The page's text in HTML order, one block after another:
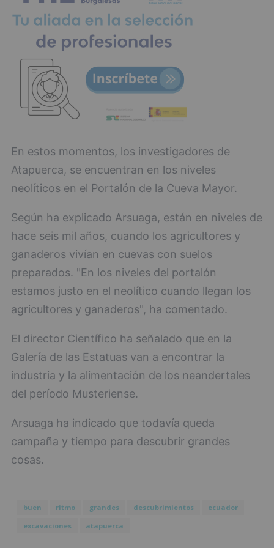
En estos momentos, los investigadores de
Atapuerca, se encuentran en los niveles
neolíticos en el Portalón de la Cueva Mayor.
Según ha explicado Arsuaga, están en niveles de
hace seis mil años, cuando los agricultores y
ganaderos vivían en cuevas con suelos
preparados. "En los niveles del portalón
estamos justo en el neolítico cuando llegan los
agricultores y ganaderos", ha comentado.
El director Científico ha señalado que en la
Galería de las Estatuas van a encontrar la
industria y la alimentación de los neandertales
del período Musteriense.
Arsuaga ha indicado que todavía queda
campaña y tiempo para descubrir grandes
cosas.
buen ritmo grandes descubrimientos
ecuador
excavaciones
atapuerca